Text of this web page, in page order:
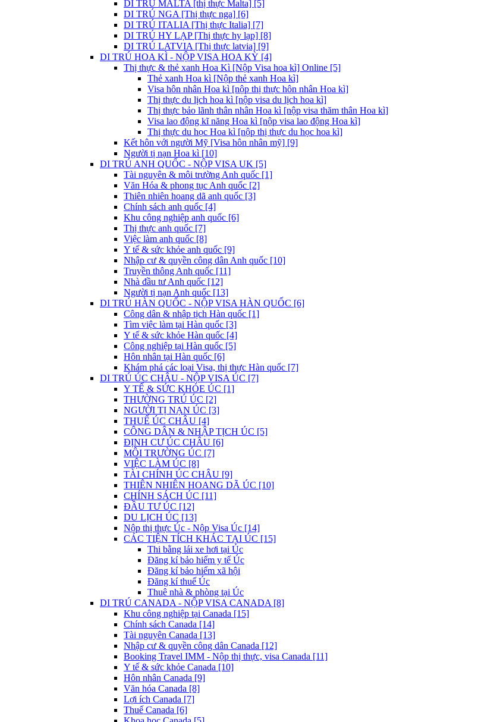
DI TRÚ MALTA [thị thực Malta] [5]
DI TRÚ NGA [Thị thực nga] [6]
DI TRÚ ITALIA [Thị thực Italia] [7]
DI TRÚ HY LẠP [Thị thực hy lạp] [8]
DI TRÚ LATVIA [Thị thực latvia] [9]
DI TRÚ HOA KÌ - NỘP VISA HOA KỲ [4]
Thị thực & thẻ xanh Hoa Kì [Nộp Visa hoa kì] Online [5]
Thẻ xanh Hoa kì [Nộp thẻ xanh Hoa kì]
Visa hôn nhân Hoa kì [nộp thị thực hôn nhân Hoa kì]
Thị thực du lịch hoa kì [nộp visa du lịch hoa kì]
Thị thực bảo lãnh thân nhân Hoa kì [nộp visa thăm thân Hoa kì]
Visa lao động kĩ năng Hoa kì [nộp visa lao động Hoa kì]
Thị thực du học Hoa kì [nộp thị thực du học hoa kì]
Kết hôn với người Mỹ [Visa hôn nhân mỹ] [9]
Người tị nạn Hoa kì [10]
DI TRÚ ANH QUỐC - NỘP VISA UK [5]
Tài nguyên & môi trường Anh quốc [1]
Văn Hóa & phong tục Anh quốc [2]
Thiên nhiên hoang dã anh quốc [3]
Chính sách anh quốc [4]
Khu công nghiệp anh quốc [6]
Thị thực anh quốc [7]
Việc làm anh quốc [8]
Y tế & sức khỏe anh quốc [9]
Nhập cư & quyền công dân Anh quốc [10]
Truyền thông Anh quốc [11]
Nhà đầu tư Anh quốc [12]
Người tị nạn Anh quốc [13]
DI TRÚ HÀN QUỐC - NỘP VISA HÀN QUỐC [6]
Công dân & nhập tịch Hàn quốc [1]
Tìm việc làm tại Hàn quốc [3]
Y tế & sức khỏe Hàn quốc [4]
Công nghiệp tại Hàn quốc [5]
Hôn nhân tại Hàn quốc [6]
Khám phá các loại Visa, thị thực Hàn quốc [7]
DI TRÚ ÚC CHÂU - NỘP VISA ÚC [7]
Y TẾ & SỨC KHỎE ÚC [1]
THƯỜNG TRÚ ÚC [2]
NGƯỜI TỊ NẠN ÚC [3]
THUẾ ÚC CHÂU [4]
CÔNG DÂN & NHẬP TỊCH ÚC [5]
ĐỊNH CƯ ÚC CHÂU [6]
MÔI TRƯỜNG ÚC [7]
VIỆC LÀM ÚC [8]
TÀI CHÍNH ÚC CHÂU [9]
THIÊN NHIÊN HOANG DÃ ÚC [10]
CHÍNH SÁCH ÚC [11]
ĐẦU TƯ ÚC [12]
DU LỊCH ÚC [13]
Nộp thị thực Úc - Nộp Visa Úc [14]
CÁC TIỆN TÍCH KHÁC TẠI ÚC [15]
Thi bằng lái xe hơi tại Úc
Đăng kí bảo hiểm y tế Úc
Đăng kí bảo hiểm xã hội
Đăng kí thuế Úc
Thuê nhà & phòng tại Úc
DI TRÚ CANADA - NỘP VISA CANADA [8]
Khu công nghiệp tại Canada [15]
Chính sách Canada [14]
Tài nguyên Canada [13]
Nhập cư & quyền công dân Canada [12]
Booking Travel IMM - Nộp thị thực, visa Canada [11]
Y tế & sức khỏe Canada [10]
Hôn nhân Canada [9]
Văn hóa Canada [8]
Lợi ích Canada [7]
Thuế Canada [6]